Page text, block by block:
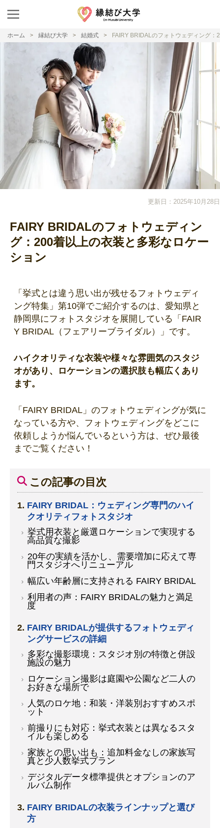
ホーム 縁結び大学 結婚式 FAIRY BRIDALのフォトウェディング
更新日：2025年10月28日
FAIRY BRIDALのフォトウェディン
グ：200着以上の衣装と多彩なロケー
ション
「挙式とは違う思い出が残せるフォトウェディ
ング特集」第10弾でご紹介するのは、愛知県と
静岡県にフォトスタジオを展開している「FAIR
Y BRIDAL（フェアリーブライダル）」です。
ハイクオリティな衣装や様々な雰囲気のスタジ
オがあり、ロケーションの選択肢も幅広くあり
ます。
「FAIRY BRIDAL」のフォトウェディングが気に
なっている方や、フォトウェディングをどこに
依頼しようか悩んでいるという方は、ぜひ最後
までご覧ください！
この記事の目次
FAIRY BRIDAL：ウェディング専門のハイ
クオリティフォトスタジオ
挙式用衣装と厳選ロケーションで実現する
高品質な撮影
20年の実績を活かし、需要増加に応えて専
門スタジオへリニューアル
幅広い年齢層に支持される FAIRY BRIDAL
利用者の声：FAIRY BRIDALの魅力と満足
度
FAIRY BRIDALが提供するフォトウェディ
ングサービスの詳細
多彩な撮影環境：スタジオ別の特徴と併設
施設の魅力
ロケーション撮影は庭園や公園など二人の
お好きな場所で
人気のロケ地：和装・洋装別おすすめスポ
ット
前撮りにも対応：挙式衣装とは異なるスタ
イルも楽しめる
家族との思い出も：追加料金なしの家族写
真と少人数挙式プラン
デジタルデータ標準提供とオプションのア
ルバム制作
FAIRY BRIDALの衣装ラインナップと選び
方